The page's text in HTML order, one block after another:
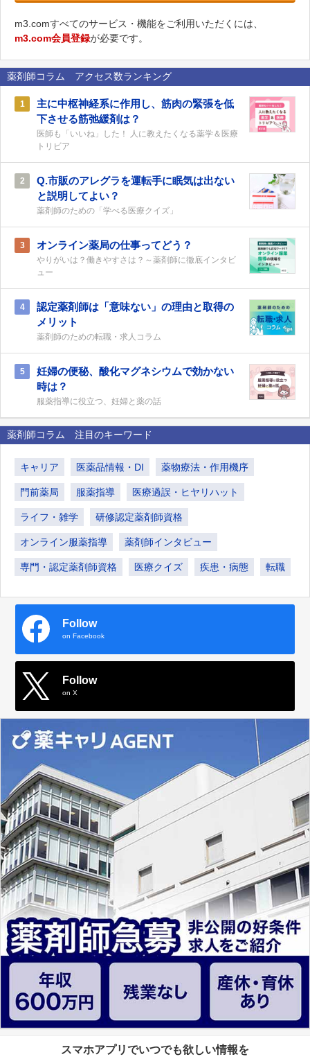
m3.comすべてのサービス・機能をご利用いただくには、
m3.com会員登録が必要です。
薬剤師コラム アクセス数ランキング
1
主に中枢神経系に作用し、筋肉の緊張を低
下させる筋弛緩剤は？
医師も「いいね」した！ 人に教えたくなる薬学＆医療
トリビア
2
Q.市販のアレグラを運転手に眠気は出ない
と説明してよい？
薬剤師のための「学べる医療クイズ」
3 オンライン薬局の仕事ってどう？
やりがいは？働きやすさは？～薬剤師に徹底インタビ
ュー
4
認定薬剤師は「意味ない」の理由と取得の
メリット
薬剤師のための転職・求人コラム
5
妊婦の便秘、酸化マグネシウムで効かない
時は？
服薬指導に役立つ、妊婦と薬の話
薬剤師コラム 注目のキーワード
キャリア 医薬品情報・DI 薬物療法・作用機序
門前薬局 服薬指導 医療過誤・ヒヤリハット
ライフ・雑学 研修認定薬剤師資格
オンライン服薬指導 薬剤師インタビュー
専門・認定薬剤師資格 医療クイズ 疾患・病態 転職
Follow
on Facebook
Follow
on X
スマホアプリでいつでも欲しい情報を